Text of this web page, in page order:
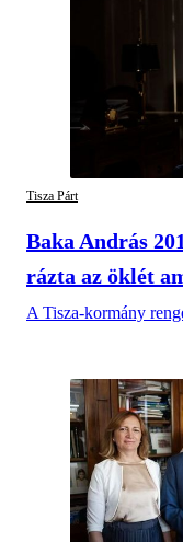
Tisza Párt
Baka András
rázta az öklét
A Tisza-kormány